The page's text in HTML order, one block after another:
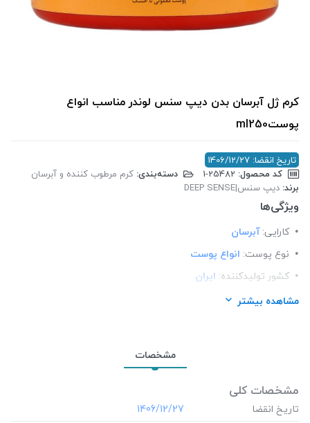
کرم ژل آبرسان بدن دیپ سنس لوندر مناسب انواع
پوستml250
تاریخ انقضا: 1406/12/27
کد محصول:
دسته‌بندی: کرم مرطوب کننده و آبرسان
برند: دیپ سنس|DEEP SENSE
ویژگی‌ها
کارایی: آبرسان
نوع پوست: انواع پوست
کشور تولید‎کننده:
ایران
فرم محصول: ژل
لابراتوار دکتر اخوی
محل استعمال:
عصاره:لوندر
مشاهده بیشتر
مشخصات
مشخصات کلی
تاریخ انقضا
‎1406/12/27